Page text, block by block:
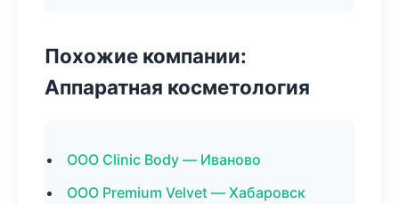
Похожие компании:
Аппаратная косметология
ООО Clinic Body — Иваново
ООО Premium Velvet — Хабаровск